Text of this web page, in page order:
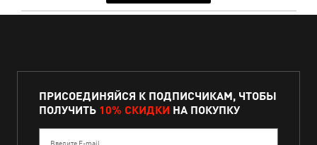
ПРИСОЕДИНЯЙСЯ К ПОДПИСЧИКАМ, ЧТОБЫ
ПОЛУЧИТЬ 10% СКИДКИ НА ПОКУПКУ
Введите E-mail